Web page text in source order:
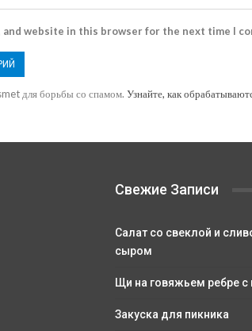
and website in this browser for the next time I
для борьбы со спамом. Узнайте, как
Свежие Записи
Салат со свеклой и
сыром
Щи на говяжьем ребре с
Закуска для пикника